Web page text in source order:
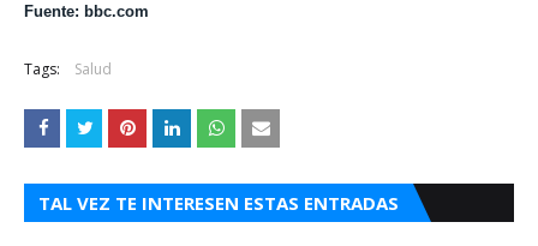
Fuente: bbc.com
Tags: Salud
TAL VEZ TE INTERESEN ESTAS ENTRADAS